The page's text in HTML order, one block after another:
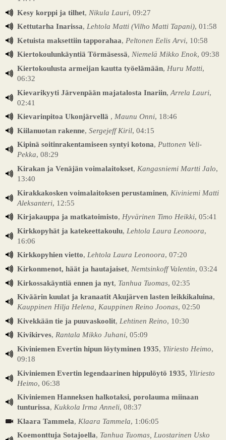
Kesy korppi ja tilhet, Nikula Lauri, 09:27
Kettutarha Inarissa, Lehtola Matti (Vilho Matti Tapani), 01:58
Ketuista maksettiin tapporahaa, Peltonen Eelis Arvi, 10:58
Kiertokoulunkäyntiä Törmäsessä, Niemelä Mikko Enok, 09:38
Kiertokoulusta armeijan kautta työelämään, Huru Matti,
06:32
Kievarikyyti Järvenpään majatalosta Inariin, Arrela Lauri,
02:41
Kievarinpitoa Ukonjärvellä , Maunu Onni, 18:46
Kiilanuotan rakenne, Sergejeff Kiril, 04:15
Kipinä soitinrakentamiseen syntyi kotona, Puttonen Veli-
Pekka, 08:29
Kirakan ja Venäjän voimalaitokset, Kangasniemi Martti Jalo,
13:40
Kirakkakosken voimalaitoksen perustaminen, Kiviniemi Matti
Aleksanteri, 12:55
Kirjakauppa ja matkatoimisto, Hyvärinen Timo Heikki, 05:41
Kirkkopyhät ja katekeettakoulu, Lehtola Laura Leonoora,
16:06
Kirkkopyhien vietto, Lehtola Laura Leonoora, 07:20
Kirkonmenot, häät ja hautajaiset, Nemtsinkoff Valentin, 03:24
Kirkossakäyntiä ennen ja nyt, Tanhua Tuomas, 02:35
Kiväärin kuulat ja kranaatit Akujärven lasten leikkikaluina,
Kauppinen Hilja Helena, Kauppinen Reino Joonas, 02:50
Kivekkään tie ja puuvaskoolit, Lehtinen Reino, 10:30
Kivikirves, Rantala Mikko Juhani, 05:09
Kiviniemen Evertin hipun löytyminen 1935, Yliriesto Heimo,
09:18
Kiviniemen Evertin legendaarinen hippulöytö 1935, Yliriesto
Heimo, 06:38
Kiviniemen Hanneksen halkotaksi, porolauma miinaan
tunturissa, Kukkola Irma Anneli, 08:37
Klaara Tammela, Klaara Tammela, 1:06:05
Koemonttuja Sotajoella, Tanhua Tuomas, Luostarinen Usko